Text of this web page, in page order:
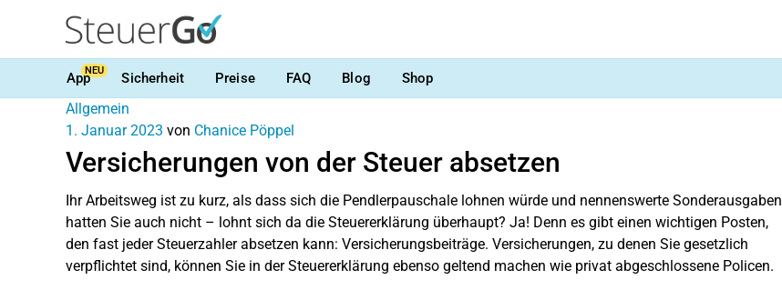
AppNEU Sicherheit Preise FAQ Blog Shop
Allgemein
1. Januar 2023 von Chanice Pöppel
Versicherungen von der Steuer absetzen
Ihr Arbeitsweg ist zu kurz, als dass sich die Pendlerpauschale lohnen würde und nennenswerte Sonderausgaben
hatten Sie auch nicht – lohnt sich da die Steuererklärung überhaupt? Ja! Denn es gibt einen wichtigen Posten,
den fast jeder Steuerzahler absetzen kann: Versicherungsbeiträge. Versicherungen, zu denen Sie gesetzlich
verpflichtet sind, können Sie in der Steuererklärung ebenso geltend machen wie privat abgeschlossene Policen.